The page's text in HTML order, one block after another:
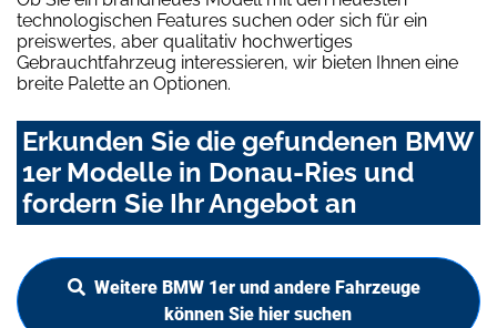
technologischen Features suchen oder sich für ein
preiswertes, aber qualitativ hochwertiges
Gebrauchtfahrzeug interessieren, wir bieten Ihnen eine
breite Palette an Optionen.
Erkunden Sie die gefundenen BMW
1er Modelle in Donau-Ries und
fordern Sie Ihr Angebot an
Weitere BMW 1er und andere Fahrzeuge
können Sie hier suchen